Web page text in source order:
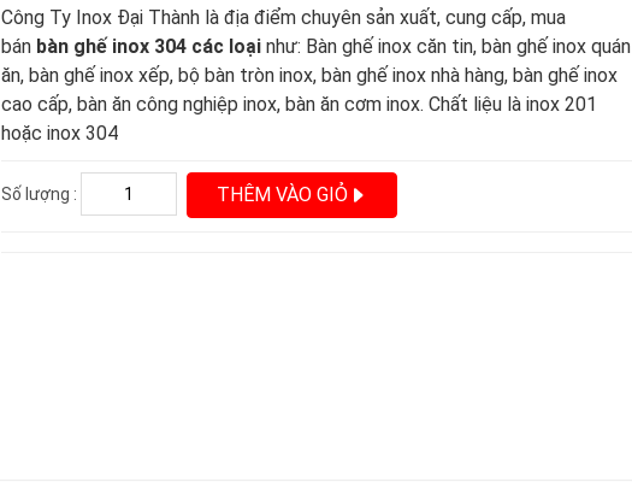
Công Ty Inox Đại Thành là địa điểm chuyên sản xuất, cung cấp, mua
bán bàn ghế inox 304 các loại như: Bàn ghế inox căn tin, bàn ghế inox quán
ăn, bàn ghế inox xếp, bộ bàn tròn inox, bàn ghế inox nhà hàng, bàn ghế inox
cao cấp, bàn ăn công nghiệp inox, bàn ăn cơm inox. Chất liệu là inox 201
hoặc inox 304
Số lượng : THÊM VÀO GIỎ